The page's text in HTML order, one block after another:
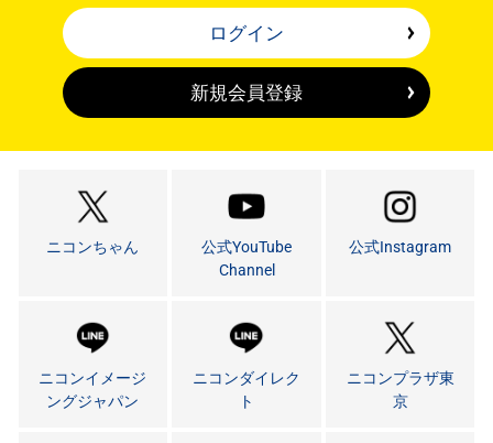
ログイン
新規会員登録
ニコンちゃん
公式YouTube
Channel
公式Instagram
ニコンイメージ
ングジャパン
ニコンダイレク
ト
ニコンプラザ東
京